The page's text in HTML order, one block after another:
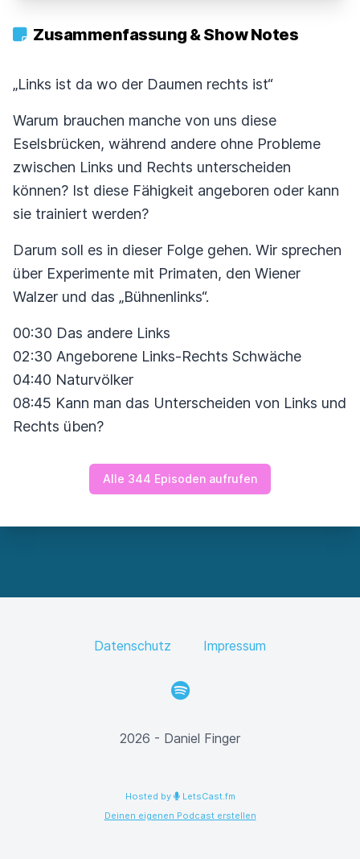
Zusammenfassung & Show Notes
„Links ist da wo der Daumen rechts ist“
Warum brauchen manche von uns diese
Eselsbrücken, während andere ohne Probleme
zwischen Links und Rechts unterscheiden
können? Ist diese Fähigkeit angeboren oder kann
sie trainiert werden?
Darum soll es in dieser Folge gehen. Wir sprechen
über Experimente mit Primaten, den Wiener
Walzer und das „Bühnenlinks“.
00:30 Das andere Links
02:30 Angeborene Links-Rechts Schwäche
04:40 Naturvölker
08:45 Kann man das Unterscheiden von Links und
Rechts üben?
Alle 344 Episoden aufrufen
Datenschutz Impressum
Spotify
2026 - Daniel Finger
Hosted by
LetsCast.fm
Deinen eigenen Podcast erstellen